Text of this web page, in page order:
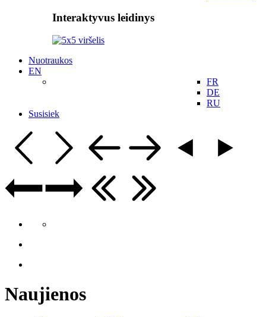
Interaktyvus leidinys
Nuotraukos
EN
FR
DE
RU
Susisiek
Naujienos